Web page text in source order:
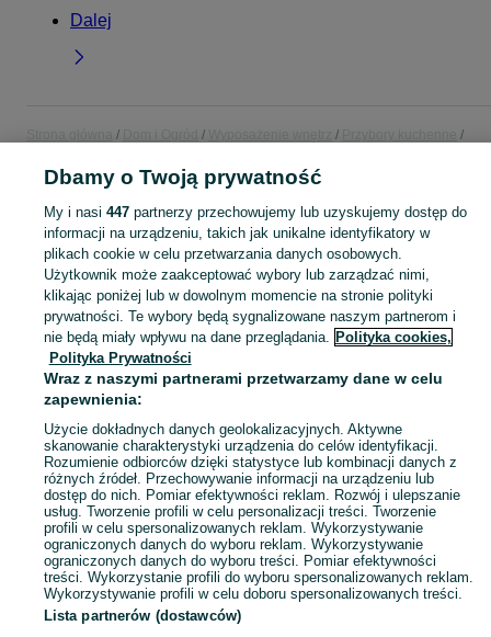
Dalej
Strona główna Dom i Ogród Wyposażenie wnętrz
Przybory kuchenne
Kujawsko-pomorskie
Pojemniki i przechowywanie żywności - Inowrocław
KATEGORIA
Zobacz
Mapa kategorii
Mapa miejscowości
Mapa ministron
Popularne wyszukiwania
Dbamy o Twoją prywatność
My i nasi 447partnerzy przechowujemy lub uzyskujemy dostęp do
informacji na urządzeniu, takich jak unikalne identyfikatory w
plikach cookie w celu przetwarzania danych osobowych.
Użytkownik może zaakceptować wybory lub zarządzać nimi,
klikając poniżej lub w dowolnym momencie na stronie polityki
prywatności. Te wybory będą sygnalizowane naszym partnerom i
nie będą miały wpływu na dane przeglądania. Polityka cookies,
Polityka Prywatności
Wraz z naszymi partnerami przetwarzamy dane w celu
zapewnienia:
Użycie dokładnych danych geolokalizacyjnych. Aktywne
skanowanie charakterystyki urządzenia do celów identyfikacji.
Rozumienie odbiorców dzięki statystyce lub kombinacji danych z
różnych źródeł. Przechowywanie informacji na urządzeniu lub
dostęp do nich. Pomiar efektywności reklam. Rozwój i ulepszanie
usług. Tworzenie profili w celu personalizacji treści. Tworzenie
profili w celu spersonalizowanych reklam. Wykorzystywanie
ograniczonych danych do wyboru reklam. Wykorzystywanie
ograniczonych danych do wyboru treści. Pomiar efektywności
treści. Wykorzystanie profili do wyboru spersonalizowanych reklam.
Wykorzystywanie profili w celu doboru spersonalizowanych treści.
Lista partnerów (dostawców)